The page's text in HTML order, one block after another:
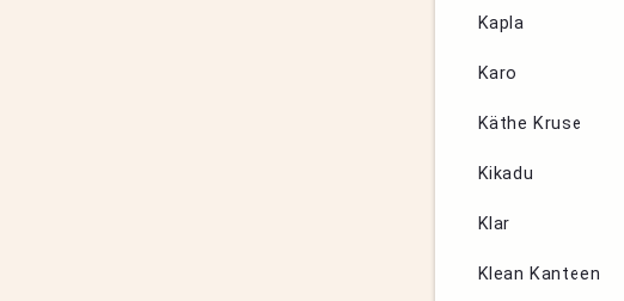
Kapla
Karo
Käthe Kruse
Kikadu
Klar
Klean Kanteen